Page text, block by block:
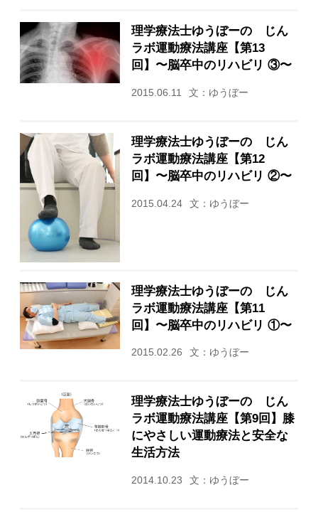
理学療法士ゆうぼーの じん
ラボ運動療法講座【第13
回】〜脳卒中のリハビリ ③〜
2015.06.11 文：ゆうぼー
理学療法士ゆうぼーの じん
ラボ運動療法講座【第12
回】〜脳卒中のリハビリ ②〜
2015.04.24 文：ゆうぼー
理学療法士ゆうぼーの じん
ラボ運動療法講座【第11
回】〜脳卒中のリハビリ ①〜
2015.02.26 文：ゆうぼー
理学療法士ゆうぼーの じん
ラボ運動療法講座【第9回】膝
にやさしい運動療法と安全な
生活方法
2014.10.23 文：ゆうぼー